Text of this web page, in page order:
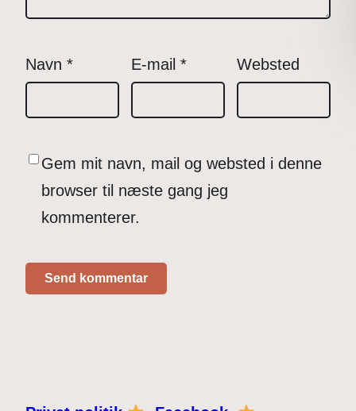
Navn * E-mail * Websted
Gem mit navn, mail og websted i denne
browser til næste gang jeg
kommenterer.